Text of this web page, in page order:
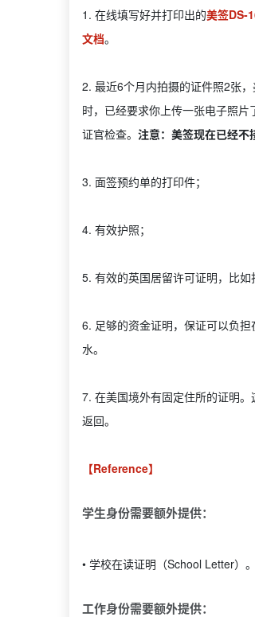
1. 在线填写好并打印出的美签DS-
文档。
2. 最近6个月内拍摄的证件照2张
时，已经要求你上传一张电子照
证官检查。 注意：美签现在已经不
3. 面签预约单的打印件；
4. 有效护照；
5. 有效的英国居留许可证明，比如
6. 足够的资金证明，保证可以负
水。
7. 在美国境外有固定住所的证明
返回。
【Reference】
学生身份需要额外提供：
• 学校在读证明（School Letter）
工作身份需要额外提供：